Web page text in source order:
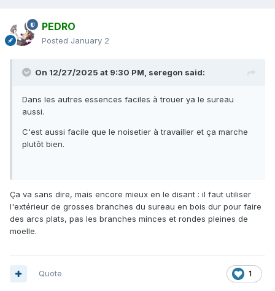
PEDRO
Posted January 2
On 12/27/2025 at 9:30 PM, seregon said:
Dans les autres essences faciles à trouer ya le sureau
aussi.
C'est aussi facile que le noisetier à travailler et ça marche
plutôt bien.
Ça va sans dire, mais encore mieux en le disant : il faut utiliser
l'extérieur de grosses branches du sureau en bois dur pour faire
des arcs plats, pas les branches minces et rondes pleines de
moelle.
1
Quote